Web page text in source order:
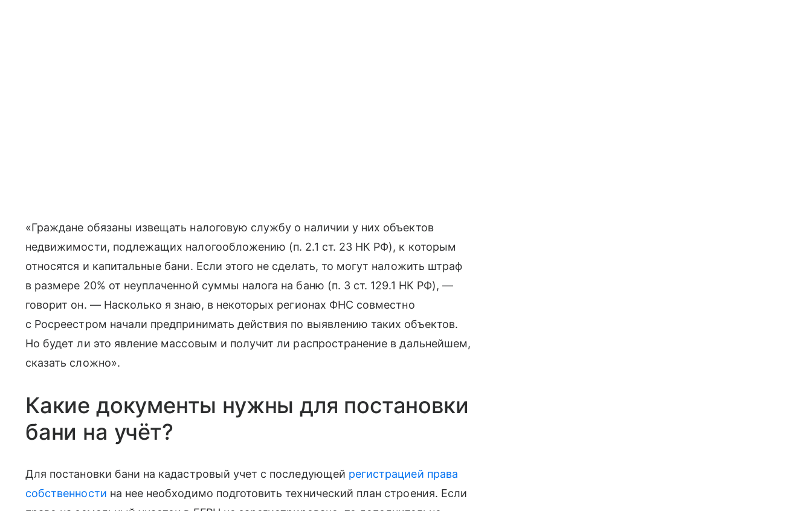
«Граждане обязаны извещать налоговую службу о наличии у них объектов
недвижимости, подлежащих налогообложению (п. 2.1 ст. 23 НК РФ), к которым
относятся и капитальные бани. Если этого не сделать, то могут наложить штраф
в размере 20% от неуплаченной суммы налога на баню (п. 3 ст. 129.1 НК РФ), —
говорит он. — Насколько я знаю, в некоторых регионах ФНС совместно
с Росреестром начали предпринимать действия по выявлению таких объектов.
Но будет ли это явление массовым и получит ли распространение в дальнейшем,
сказать сложно».
Какие документы нужны для постановки
бани на учёт?
Для постановки бани на кадастровый учет с последующей регистрацией права
собственности на нее необходимо подготовить технический план строения. Если